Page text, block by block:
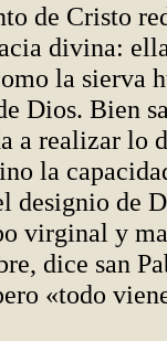
de Cristo
divina:
la sierva
Dios. Bien
a realizar lo
la
designio de
virginal y
dice san
«todo